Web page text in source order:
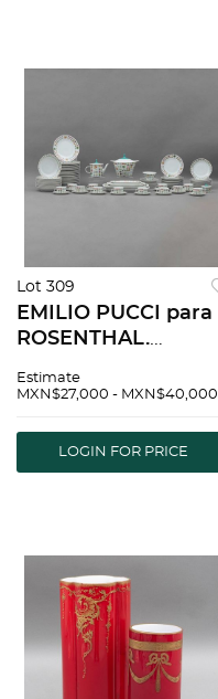
Lot 309
EMILIO PUCCI para
ROSENTHAL.
Alemania AÃƒÂ±os
porcelana sellada
Rosenthal.
Estimate
MXN$27,000 - MXN$40,000
LOGIN FOR PRICE